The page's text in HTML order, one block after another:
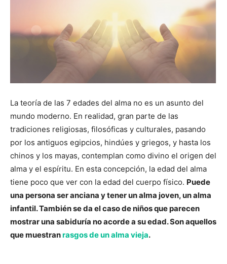
La teoría de las 7 edades del alma no es un asunto del
mundo moderno. En realidad, gran parte de las
tradiciones religiosas, filosóficas y culturales, pasando
por los antiguos egipcios, hindúes y griegos, y hasta los
chinos y los mayas, contemplan como divino el origen del
alma y el espíritu. En esta concepción, la edad del alma
tiene poco que ver con la edad del cuerpo físico. Puede
una persona ser anciana y tener un alma joven, un alma
infantil. También se da el caso de niños que parecen
mostrar una sabiduría no acorde a su edad. Son aquellos
que muestranrasgos de un alma vieja.